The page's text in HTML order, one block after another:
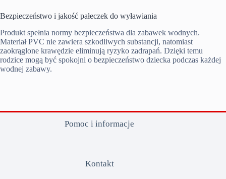
Bezpieczeństwo i jakość pałeczek do wyławiania
Produkt spełnia normy bezpieczeństwa dla zabawek wodnych.
Materiał PVC nie zawiera szkodliwych substancji, natomiast
zaokrąglone krawędzie eliminują ryzyko zadrapań. Dzięki temu
rodzice mogą być spokojni o bezpieczeństwo dziecka podczas każdej
wodnej zabawy.
Pomoc i informacje
Kontakt